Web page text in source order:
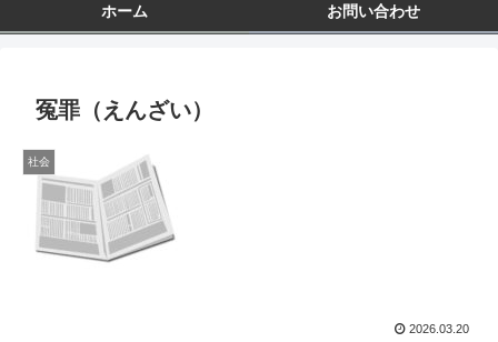
ホーム お問い合わせ
冤罪（えんざい）
社会
2026.03.20